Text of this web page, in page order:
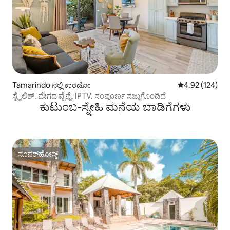
Tamarindo ನಲ್ಲಿ ಕಾಂಡೋ 5 ರಲ್ಲಿ 4.92
4.92 (124)
ಸ್ಟೈಲಿಶ್. ವೇಗದ ವೈಫೈ. IPTV. ಸಂಪೂರ್ಣ ಸಜ್ಜುಗೊಂಡಿದೆ
ಕುಟುಂಬ-ಸ್ನೇಹಿ ಮನೆಯ ಬಾಡಿಗೆಗಳು
ಸೂಪರ್‌ಹೋಸ್ಟ್
ಸೂಪರ್‌ಹೋಸ್ಟ್